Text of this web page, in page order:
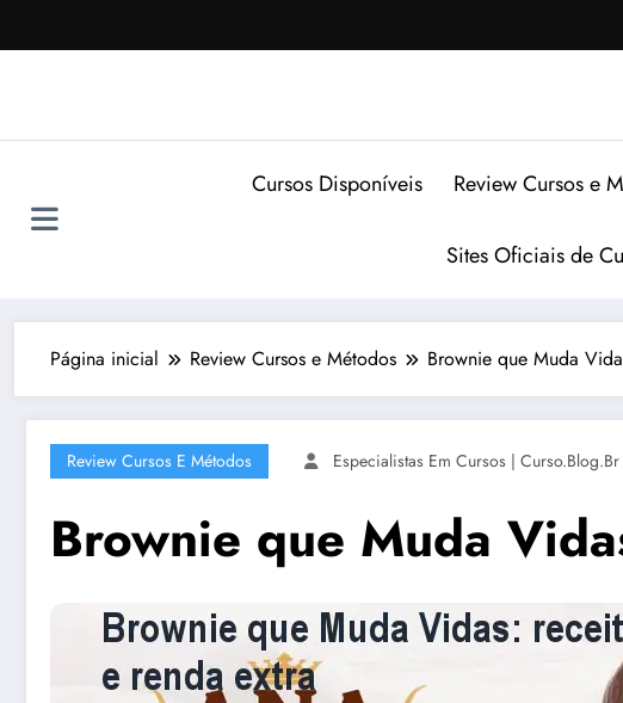
para
Cursos Disponíveis Review Cursos e
Sites Oficiais de
Página inicial Review Cursos e Métodos Brownie que Muda
Review Cursos E Métodos Especialistas Em Cursos | Curso.blog.br
Brownie que Muda